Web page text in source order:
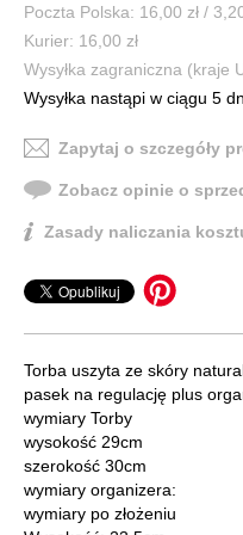
Poczta Polska: 16,00 zł /
Kurier: 16,00 zł
Wysyłka zagraniczna (kraje
Wysyłka nastąpi w ciągu 5
Zapytaj o szczegóły
Zobacz opinie o
Zasady naliczania
Torba uszyta ze skóry
pasek na regulację plus
wymiary Torby
wysokość 29cm
szerokość 30cm
wymiary organizera:
wymiary po złożeniu